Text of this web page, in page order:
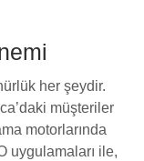
her şeydir.
müşteriler
motorlarında
uygulamaları ile,